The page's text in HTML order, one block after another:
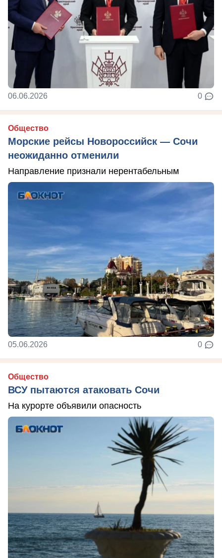
06.06.2026 0
Общество
Морские рейсы Новороссийск — Сочи
неожиданно отменили
Направление признали нерентабельным
05.06.2026 0
Общество
ВСУ пытаются атаковать Сочи
На курорте объявили опасность